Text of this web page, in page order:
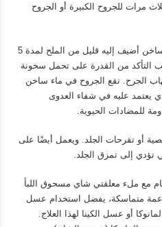
مرات للجروح الكبيرة أو الجروح
من المستحسن نقع الجرح في ماء ساخن أضيف إليه قليل من الملح لمدة 5
يجب التأكد من القدرة على تحمل سخونة
الجرح. نقع الجروح في ماء ساخن
يعتمد عليه في شفاء العدوى
للمضادات الحيوية.
أو تقرحات الجلد. ويعمل أيضًا على
تؤدي إلى تمزق الجلد.
مع ملء معلقتي شاي مسحوق اللبأ
متماسكة، يفضل استخدام عسل
أو عسل الكينا لهذا العلاج.